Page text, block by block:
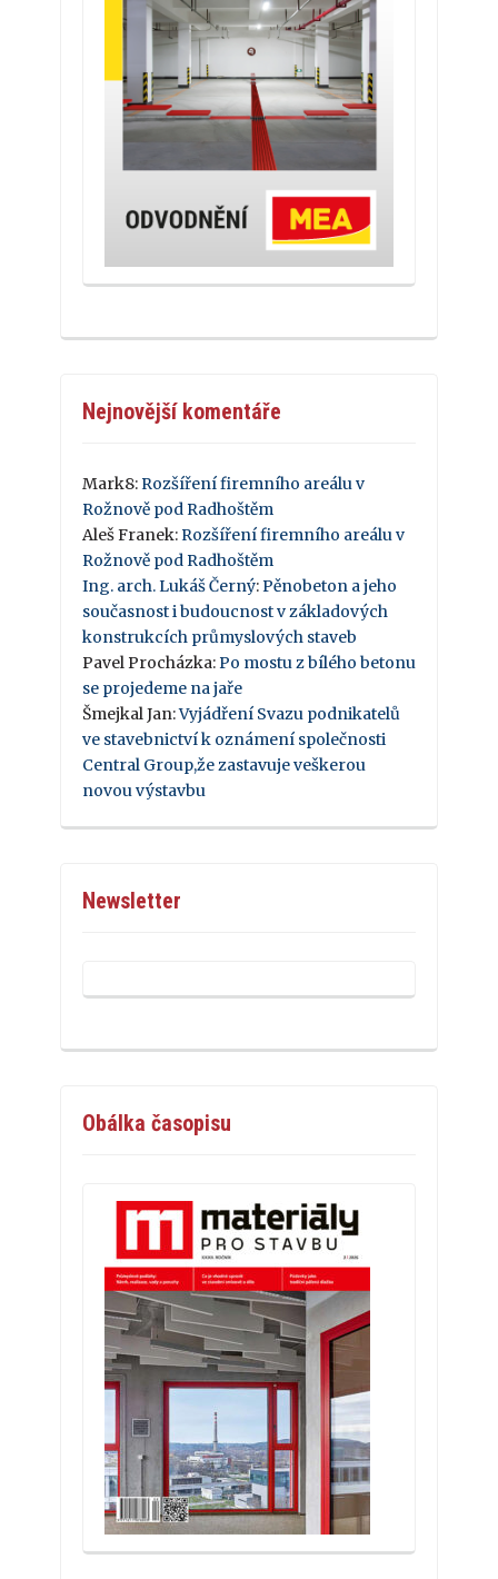
Nejnovější komentáře
Mark8:Rozšíření firemního areálu v
Rožnově pod Radhoštěm
Aleš Franek:Rozšíření firemního areálu v
Rožnově pod Radhoštěm
Ing. arch. Lukáš Černý:Pěnobeton a jeho
současnost i budoucnost v základových
konstrukcích průmyslových staveb
Pavel Procházka:Po mostu z bílého betonu
se projedeme na jaře
Šmejkal Jan:Vyjádření Svazu podnikatelů
ve stavebnictví k oznámení společnosti
Central Group,že zastavuje veškerou
novou výstavbu
Newsletter
Obálka časopisu